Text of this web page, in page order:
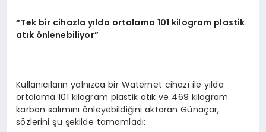
“Tek bir cihazla yılda ortalama 101 kilogram plastik
atık önlenebiliyor”
Kullanıcıların yalnızca bir Waternet cihazı ile yılda
ortalama 101 kilogram plastik atık ve 469 kilogram
karbon salımını önleyebildiğini aktaran Günaçar,
sözlerini şu şekilde tamamladı: